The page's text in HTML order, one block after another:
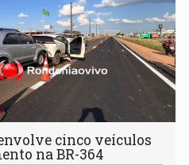
cinco veículos
na BR-364